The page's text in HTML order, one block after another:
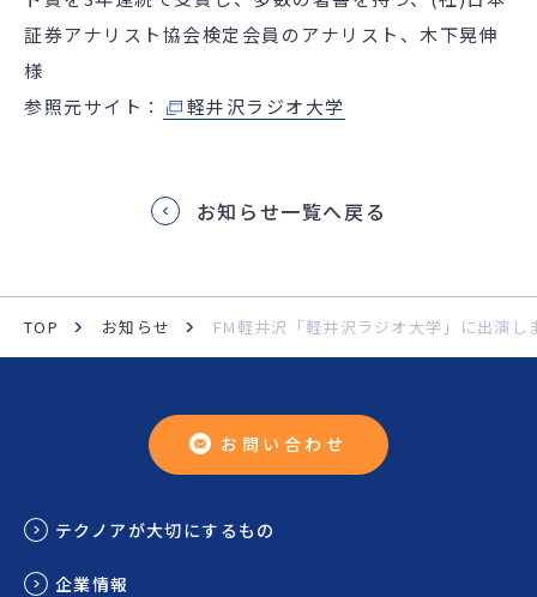
証券アナリスト協会検定会員のアナリスト、木下晃伸
様
参照元サイト：
軽井沢ラジオ大学
お知らせ一覧へ戻る
TOP お知らせ FM軽井沢「軽井沢ラジオ大学」に出演し
お問い合わせ
テクノアが大切にするもの
企業情報